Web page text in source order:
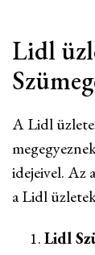
Lidl
A Lidl
idejeivel. Az
a Lidl
Lidl